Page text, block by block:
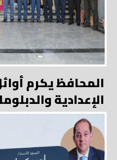
المحافظ يكرم
الإعدادية